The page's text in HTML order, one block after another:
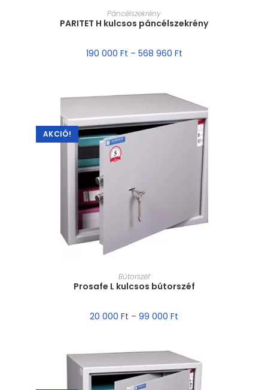
MÉRET VÁLASZTÁSA
Páncélszekrény
PARITET H kulcsos páncélszekrény
190 000 Ft – 568 960 Ft
AKCIÓ!
MÉRET VÁLASZTÁSA
Bútorszéf
Prosafe L kulcsos bútorszéf
20 000 Ft – 99 000 Ft